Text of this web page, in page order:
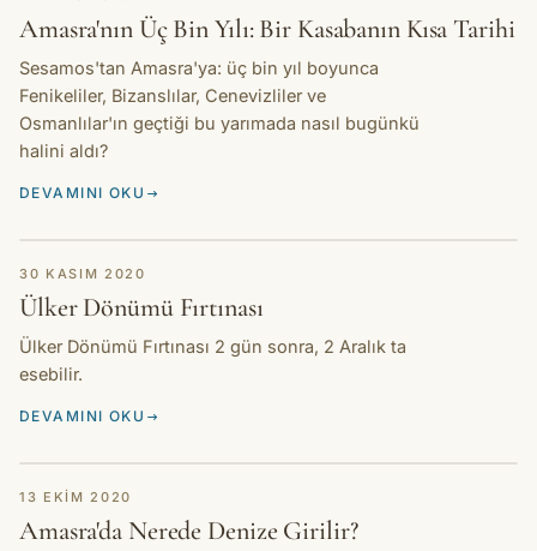
Amasra'nın Üç Bin Yılı: Bir Kasabanın Kısa Tarihi
Sesamos'tan Amasra'ya: üç bin yıl boyunca
Fenikeliler, Bizanslılar, Cenevizliler ve
Osmanlılar'ın geçtiği bu yarımada nasıl bugünkü
halini aldı?
DEVAMINI OKU
HIKAYE
30 KASIM 2020
Ülker Dönümü Fırtınası
Ülker Dönümü Fırtınası 2 gün sonra, 2 Aralık ta
esebilir.
DEVAMINI OKU
HIKAYE
13 EKIM 2020
Amasra'da Nerede Denize Girilir?